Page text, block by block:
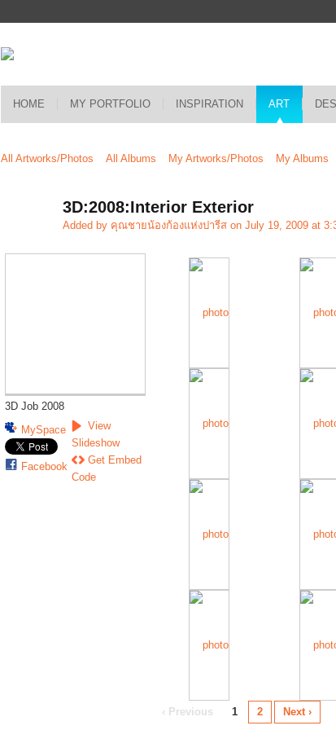
HOME MY PORTFOLIO INSPIRATION ART
All Artworks/Photos All Albums My Artworks/Photos My Albums
3D:2008:Interior Exterior
Added by คุณชายน้องก้องแห่งปารีส on July 19, 2009 at
3D Job 2008
MySpace
Facebook
View
Slideshow
Get Embed
Code
‹ Previous 1 2 Next ›